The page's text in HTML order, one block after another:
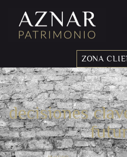
ZONA
decisiones